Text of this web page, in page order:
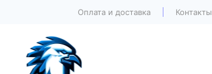
Оплата и доставка Контакты